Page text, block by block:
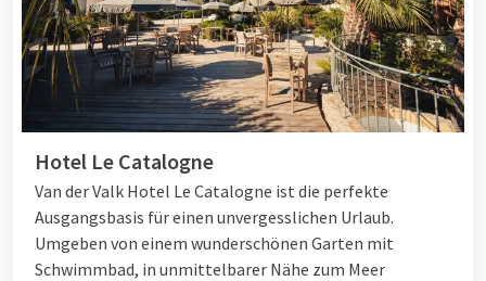
Hotel Le Catalogne
Van der Valk Hotel Le Catalogne ist die perfekte
Ausgangsbasis für einen unvergesslichen Urlaub.
Umgeben von einem wunderschönen Garten mit
Schwimmbad, in unmittelbarer Nähe zum Meer